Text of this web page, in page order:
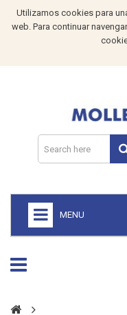
Utilizamos cookies para
web. Para continuar
MENU